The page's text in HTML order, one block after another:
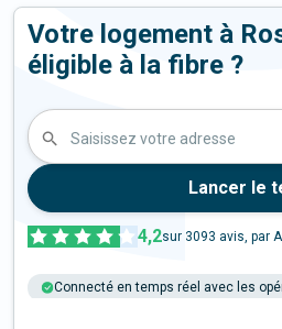
Votre logement à
éligible à la fibre ?
Saisissez votre adresse
Lancer le
4,2sur 3093 avis, par
Connecté en temps réel avec les